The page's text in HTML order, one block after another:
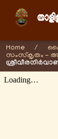
Home /
സംസ്കൃതം -